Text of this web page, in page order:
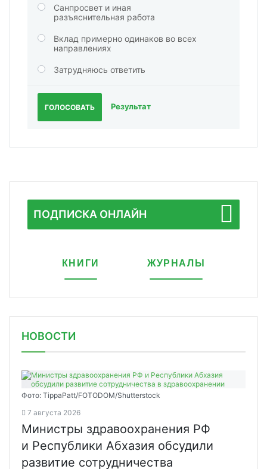
Санпросвет и иная
разъяснительная работа
Вклад примерно одинаков во всех
направлениях
Затрудняюсь ответить
ГОЛОСОВАТЬ Результат
ПОДПИСКА ОНЛАЙН
КНИГИ ЖУРНАЛЫ
НОВОСТИ
Фото: TippaPatt/FOTODOM/Shutterstock
7 августа 2026
Министры здравоохранения РФ
и Республики Абхазия обсудили
развитие сотрудничества